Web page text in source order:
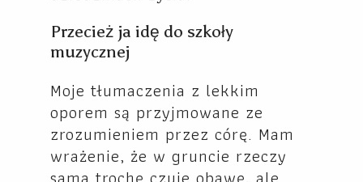
Przecież ja idę do szkoły
muzycznej
Moje tłumaczenia z lekkim
oporem są przyjmowane ze
zrozumieniem przez córę. Mam
wrażenie, że w gruncie rzeczy